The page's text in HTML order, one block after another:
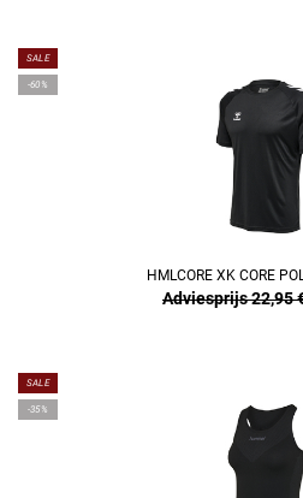
SALE
-60%
HMLCORE XK CORE
Adviesprijs 22,95
SALE
-35%